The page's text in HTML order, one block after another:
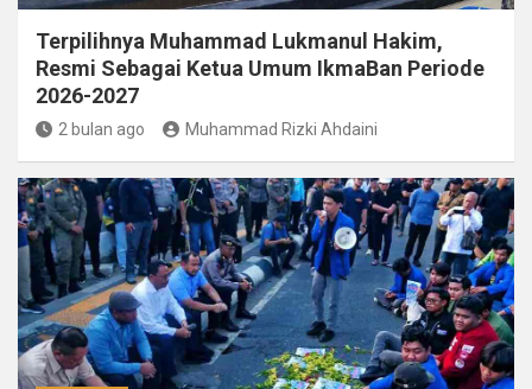
Terpilihnya Muhammad Lukmanul Hakim,
Resmi Sebagai Ketua Umum IkmaBan Periode
2026-2027
2 bulan ago Muhammad Rizki Ahdaini